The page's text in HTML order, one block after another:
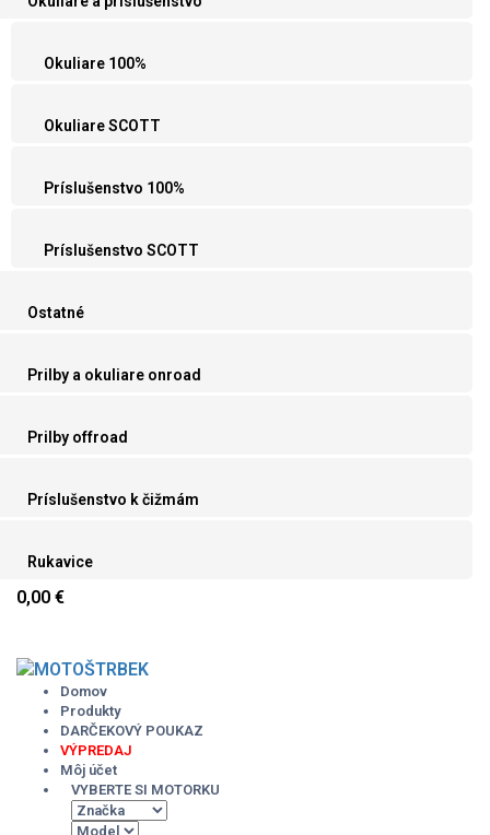
Okuliare 100%
Okuliare SCOTT
Príslušenstvo 100%
Príslušenstvo SCOTT
Ostatné
Prilby a okuliare onroad
Prilby offroad
Príslušenstvo k čižmám
Rukavice
0,00 €
contentDomov
Produkty
DARČEKOVÝ POUKAZ
VÝPREDAJ
Môj účet
VYBERTE SI MOTORKU